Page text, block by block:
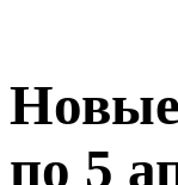
Новые
по 5